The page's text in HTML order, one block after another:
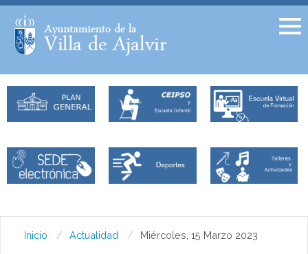
Facebook
Inicio Actualidad Miércoles, 15 Marzo 2023